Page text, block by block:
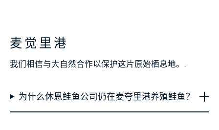
麦觉里港
我们相信与大自然合作以保护这片原始栖息地。.
为什么休恩鲑鱼公司仍在麦夸里港养殖鲑鱼？